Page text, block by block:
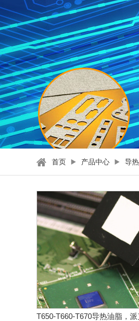
首页 产品中心 导
T650-T660-T670导热油脂，